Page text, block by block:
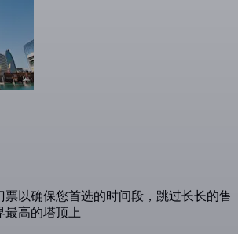
票以确保您首选的时间段，跳过长长的售
最高的塔顶上